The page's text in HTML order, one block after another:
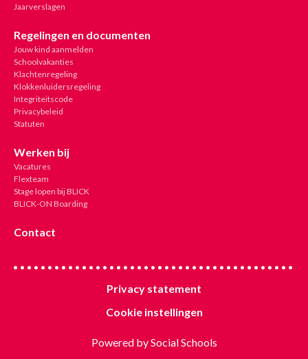
Jaarverslagen
Regelingen en documenten
Jouw kind aanmelden
Schoolvakanties
Klachtenregeling
Klokkenluidersregeling
Integriteitscode
Privacybeleid
Statuten
Werken bij
Vacatures
Flexteam
Stage lopen bij BLICK
BLICK-ON Boarding
Contact
Privacy statement
Cookie instellingen
Powered bySocial Schools